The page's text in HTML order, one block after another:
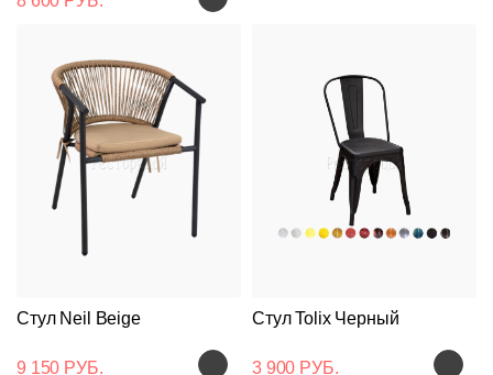
Стул Neil Beige
9 150 РУБ.
Стул Tolix Черный
3 900 РУБ.